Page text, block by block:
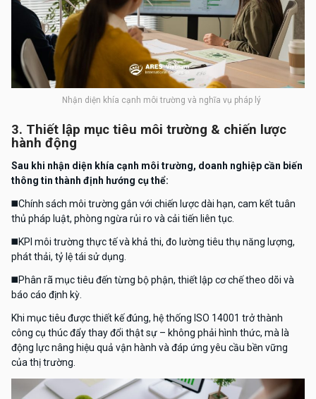
Nhận diện khía cạnh môi trường và nghĩa vụ pháp lý
3. Thiết lập mục tiêu môi trường & chiến lược
hành động
Sau khi nhận diện khía cạnh môi trường, doanh nghiệp cần biến
thông tin thành định hướng cụ thể:
◼️Chính sách môi trường gắn với chiến lược dài hạn, cam kết tuân
thủ pháp luật, phòng ngừa rủi ro và cải tiến liên tục.
◼️KPI môi trường thực tế và khả thi, đo lường tiêu thụ năng lượng,
phát thải, tỷ lệ tái sử dụng.
◼️Phân rã mục tiêu đến từng bộ phận, thiết lập cơ chế theo dõi và
báo cáo định kỳ.
Khi mục tiêu được thiết kế đúng, hệ thống ISO 14001 trở thành
công cụ thúc đẩy thay đổi thật sự – không phải hình thức, mà là
động lực nâng hiệu quả vận hành và đáp ứng yêu cầu bền vững
của thị trường.